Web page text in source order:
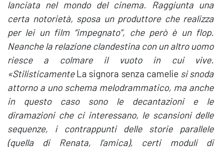
lanciata nel mondo del cinema. Raggiunta una
certa notorietà, sposa un produttore che realizza
per lei un film “impegnato”, che però è un flop.
Neanche la relazione clandestina con un altro uomo
riesce a colmare il vuoto in cui vive.
«StilisticamenteLa signora senza camelie si snoda
attorno a uno schema melodrammatico, ma anche
in questo caso sono le decantazioni e le
diramazioni che ci interessano, le scansioni delle
sequenze, i contrappunti delle storie parallele
(quella di Renata, l’amica), certi moduli di